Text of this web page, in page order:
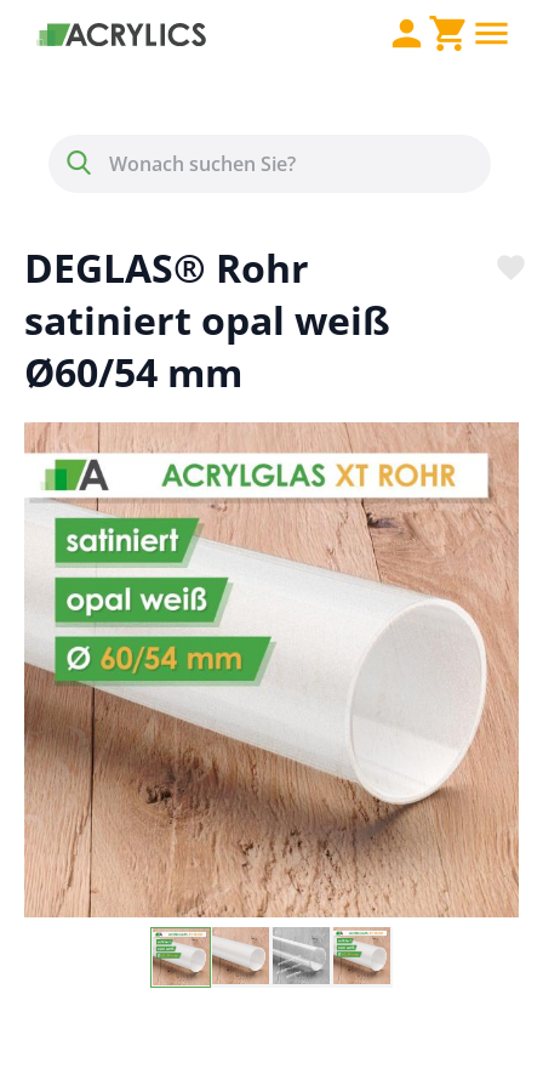
Menü
DEGLAS® Rohr
satiniert opal weiß
Ø60/54 mm